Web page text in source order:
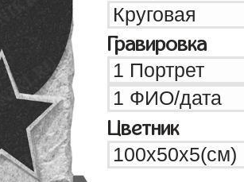
Гравировка
Цветник